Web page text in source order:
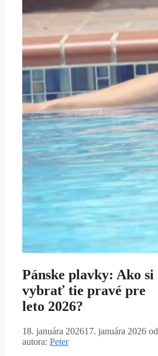
Pánske plavky: Ako si
vybrať tie pravé pre
leto 2026?
18. januára 202617. januára 2026 od
autora: Peter